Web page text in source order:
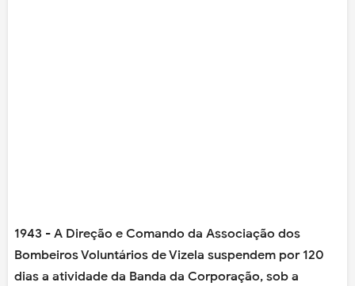
1943 - A Direção e Comando da Associação dos
Bombeiros Voluntários de Vizela suspendem por 120
dias a atividade da Banda da Corporação, sob a